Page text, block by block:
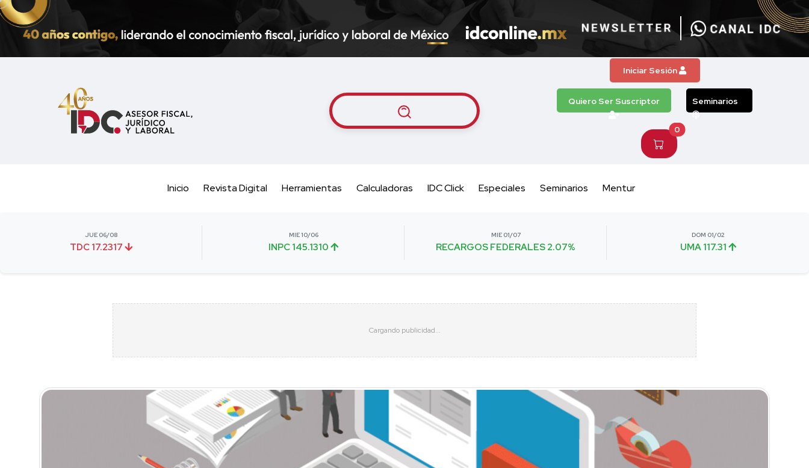
Iniciar Sesión
Quiero Ser Suscriptor Seminarios
0
Inicio Revista Digital Herramientas Calculadoras IDC Click Especiales Seminarios Mentur
JUE 06/08
TDC 17.2317
MIE 10/06
INPC 145.1310
MIE 01/07
RECARGOS FEDERALES 2.07%
DOM 01/02
UMA 117.31